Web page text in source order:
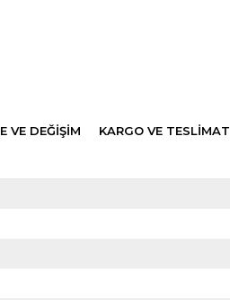
VE DEĞİŞİM KARGO VE TESLİMAT